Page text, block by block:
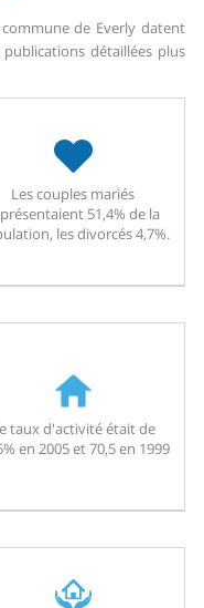
de Everly datent
détaillées plus
Les couples mariés
51,4% de la
les divorcés 4,7%.
taux d'activité était de
en 2005 et 70,5 en 1999